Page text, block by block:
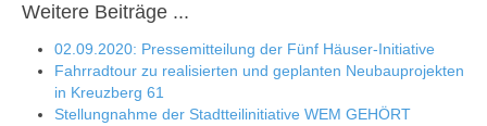
Weitere Beiträge ...
02.09.2020: Pressemitteilung der Fünf Häuser-Initiative
Fahrradtour zu realisierten und geplanten Neubauprojekten
in Kreuzberg 61
Stellungnahme der Stadtteilinitiative WEM GEHÖRT